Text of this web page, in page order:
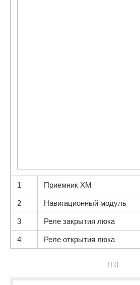
1 Приемник XM
2 Навигационный модуль
3 Реле закрытия люка
4 Реле открытия люка
0